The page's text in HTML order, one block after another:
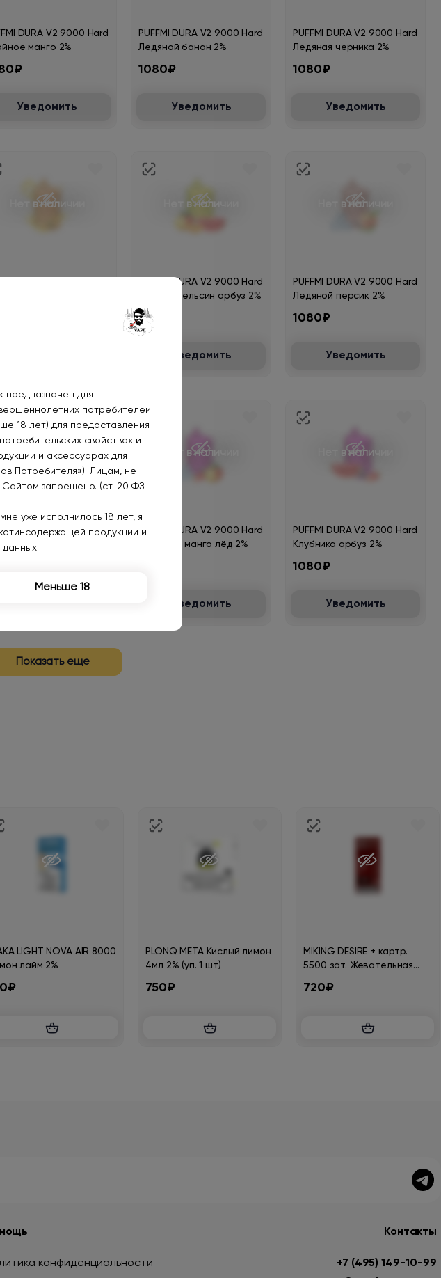
DURA V2 9000 Hard
манго 2%
Уведомить
PUFFMI DURA V2 9000 Hard
Ледяной банан 2%
1080₽
Уведомить
PUFFMI DURA V2 9000 Hard
Ледяная черника 2%
1080₽
Уведомить
Нет в наличии Нет в наличии
PUFFMI DURA V2 9000 Hard
Манго апельсин арбуз 2%
1080₽
Уведомить
Нет в наличии
PUFFMI DURA V2 9000 Hard
Ледяной персик 2%
1080₽
Уведомить
Нет в наличии
DURA V2 9000 Hard
банановое
Нет в наличии
PUFFMI DURA V2 9000 Hard
Клубника манго лёд 2%
Уведомить
Нет в наличии
PUFFMI DURA V2 9000 Hard
Клубника арбуз 2%
1080₽
Уведомить
Показать еще
LIGHT NOVA AIR 8000
лайм 2%
PLONQ META Кислый лимон
4мл 2% (уп. 1 шт)
750₽
MIKING DESIRE + картр.
5500 зат. Жевательная
720₽
конфиденциальности
Контакты
+7 (495) 149-10-99
предназначен для
потребителей
18 лет) для предоставления
свойствах и
и аксессуарах для
Потребителя»). Лицам, не
запрещено. (ст. 20 ФЗ
уже исполнилось 18 лет, я
продукции и
данных
Меньше 18